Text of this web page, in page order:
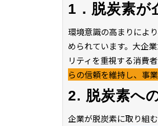
1．脱炭素が
環境意識の高まりによ
められています。大企
リティを重視する消費
らの信頼を維持し、事
2. 脱炭素へ
企業が脱炭素に取り組む